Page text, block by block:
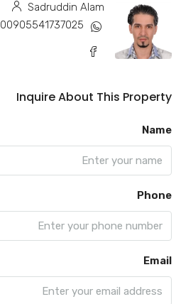
Sadruddin Alam
00905541737025
Inquire About This Property
Name
Phone
Email